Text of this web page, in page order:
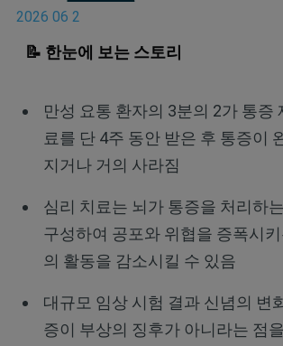
2026 06 2
📝 한눈에 보는 스토리
만성 요통 환자의 3분의 2가 통증
료를 단 4주 동안 받은 후 통증이
지거나 거의 사라짐
심리 치료는 뇌가 통증을 처리하
구성하여 공포와 위협을 증폭시
의 활동을 감소시킬 수 있음
대규모 임상 시험 결과 신념의 변
증이 부상의 징후가 아니라는 점